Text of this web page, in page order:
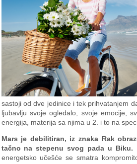
sastoji od dve jedinice i tek prihvatanjem
ljubavlju svoje ogledalo, svoje emocije,
energija, materija sa njima u 2. i to na
Mars je debilitiran, iz znaka Rak
tačno na stepenu svog pada u Biku.
energetsko učešće se smatra